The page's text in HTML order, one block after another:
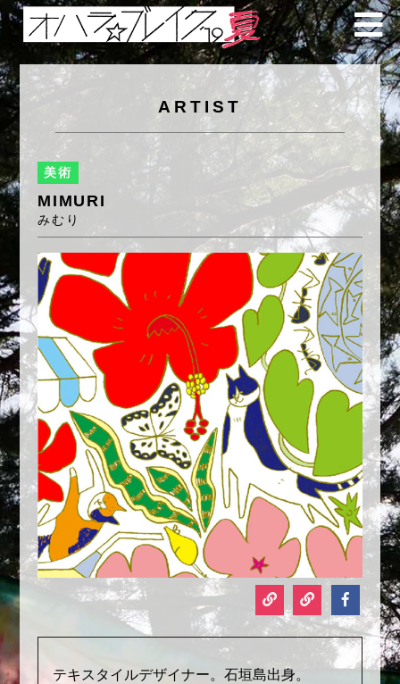
ARTIST
美術
MIMURI
みむり
テキスタイルデザイナー。石垣島出身。